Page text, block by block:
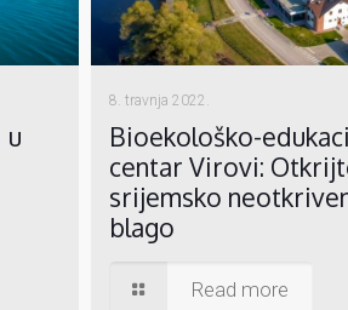
u
8. travnja 2022.
Bioekološko-
centar Virovi:
srijemsko
blago
Read more